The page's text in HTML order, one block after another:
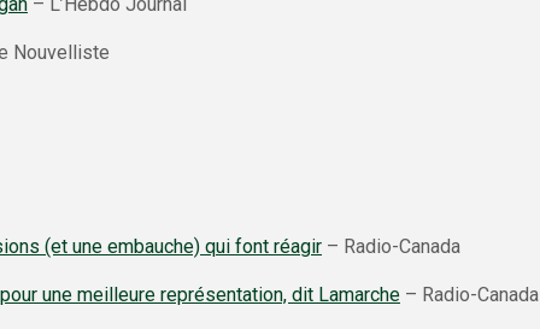
Nouvelliste
(et une embauche) qui font réagir – Radio-Canada
une meilleure représentation, dit Lamarche – Radio-Canada